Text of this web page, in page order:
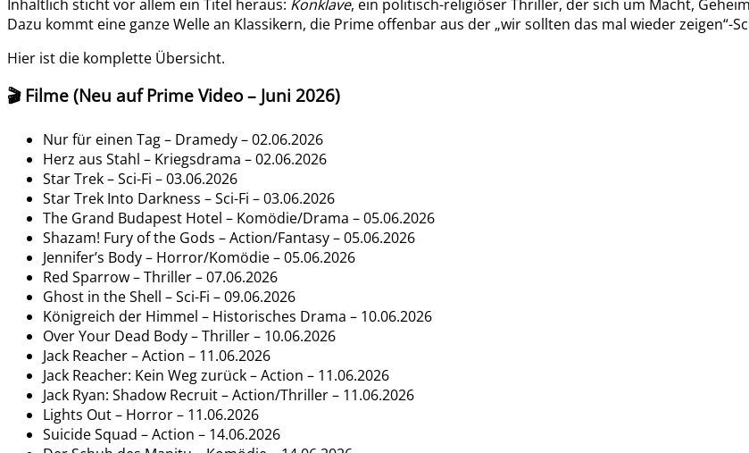
Inhaltlich sticht vor allem ein Titel heraus: Konklave, ein politisch-religiöser Thriller, der sich um Macht,
Dazu kommt eine ganze Welle an Klassikern, die Prime offenbar aus der „wir sollten das mal wieder zeigen“-
Hier ist die komplette Übersicht.
🎬 Filme (Neu auf Prime Video – Juni 2026)
Nur für einen Tag – Dramedy – 02.06.2026
Herz aus Stahl – Kriegsdrama – 02.06.2026
Star Trek – Sci-Fi – 03.06.2026
Star Trek Into Darkness – Sci-Fi – 03.06.2026
The Grand Budapest Hotel – Komödie/Drama – 05.06.2026
Shazam! Fury of the Gods – Action/Fantasy – 05.06.2026
Jennifer’s Body – Horror/Komödie – 05.06.2026
Red Sparrow – Thriller – 07.06.2026
Ghost in the Shell – Sci-Fi – 09.06.2026
Königreich der Himmel – Historisches Drama – 10.06.2026
Over Your Dead Body – Thriller – 10.06.2026
Jack Reacher – Action – 11.06.2026
Jack Reacher: Kein Weg zurück – Action – 11.06.2026
Jack Ryan: Shadow Recruit – Action/Thriller – 11.06.2026
Lights Out – Horror – 11.06.2026
Suicide Squad – Action – 14.06.2026